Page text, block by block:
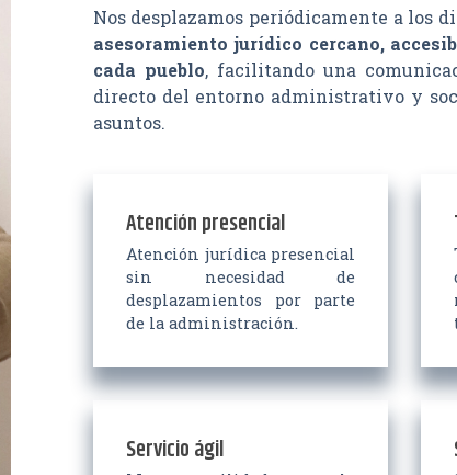
Nos desplazamos periódicamente a los
asesoramiento jurídico cercano,
cada pueblo, facilitando una
directo del entorno administrativo y
asuntos.
Atención presencial
Atención jurídica presencial
sin necesidad de
desplazamientos por parte
de la administración.
Servicio ágil